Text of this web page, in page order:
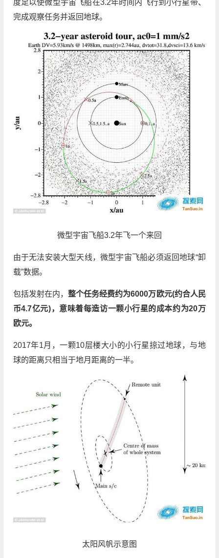
度足以使微型宇宙飞船在3.2年时间内飞行到小行星带、
完成观察任务并返回地球。
微型宇宙飞船3.2年飞一个来回
由于无法安装大型天线，微型宇宙飞船必须返回地球“卸
载”数据。
包括发射在内，整个任务经费约为6000万欧元(约合人民
币4.7亿元)，意味着每造访一颗小行星的成本约为20万
欧元。
2017年1月，一颗10层楼大小的小行星掠过地球，与地
球的距离只相当于地月距离的一半。
太阳风帆示意图